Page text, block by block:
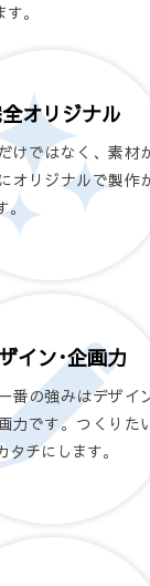
。
オリジナル
けではなく、素材
オリジナルで製作
。
イン･企画力
番の強みはデザイ
力です。つくりた
タチにします。